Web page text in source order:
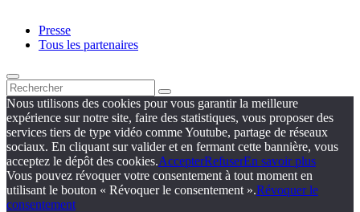
Presse
Tous les partenaires
Nous utilisons des cookies pour vous garantir la meilleure
expérience sur notre site, faire des statistiques, vous proposer des
services tiers de type vidéo comme Youtube, partage de réseaux
sociaux. En cliquant sur valider et en fermant cette bannière, vous
acceptez le dépôt des cookies.AccepterRefuserEn savoir plus
Vous pouvez révoquer votre consentement à tout moment en
utilisant le bouton « Révoquer le consentement ».Révoquer le
consentement